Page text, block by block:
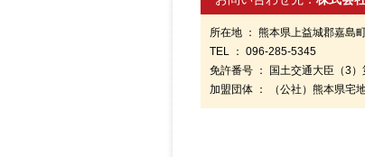
所在地 ： 熊本県上益城郡嘉島
TEL ： 096-285-5345
免許番号 ： 国土交通大臣（3
加盟団体 ： （公社）熊本県宅